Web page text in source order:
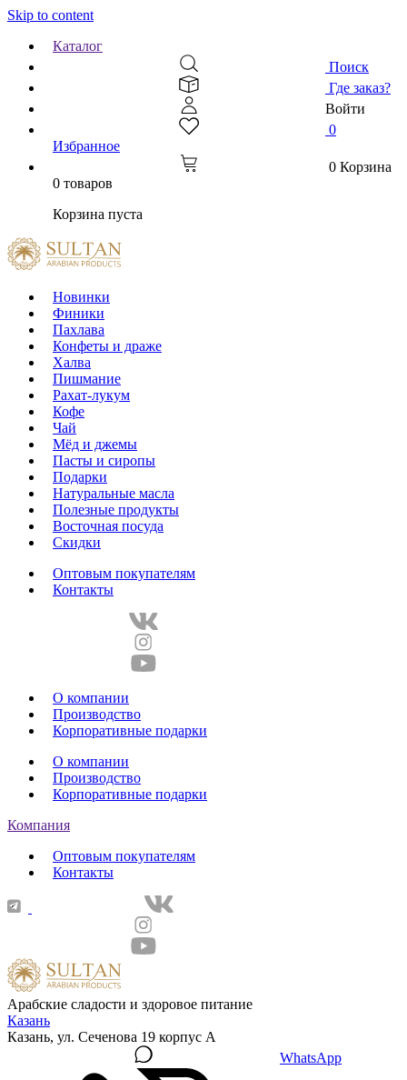
Skip to content
Каталог
Поиск
Где заказ?
Войти
0
Избранное
0 Корзина
0 товаров
Корзина пуста
Новинки
Финики
Пахлава
Конфеты и драже
Халва
Пишмание
Рахат-лукум
Кофе
Чай
Мёд и джемы
Пасты и сиропы
Подарки
Натуральные масла
Полезные продукты
Восточная посуда
Скидки
Оптовым покупателям
Контакты
О компании
Производство
Корпоративные подарки
О компании
Производство
Корпоративные подарки
Компания
Оптовым покупателям
Контакты
Арабские сладости и здоровое питание
Казань
Казань, ул. Сеченова 19 корпус А
WhatsApp